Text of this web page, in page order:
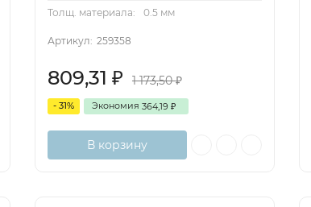
Толщ. материала:
0.5 мм
Артикул: 259358
809,31 ₽ 1 173,50₽
- 31% Экономия 364,19 ₽
В корзину